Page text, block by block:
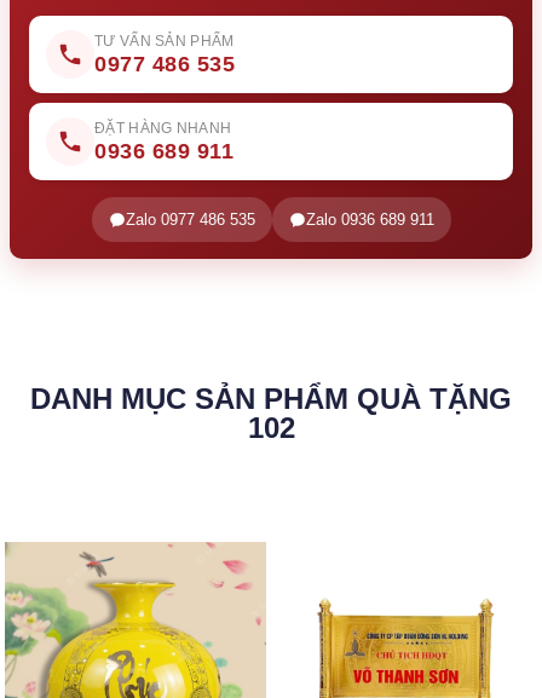
TƯ VẤN SẢN PHẨM
0977 486 535
ĐẶT HÀNG NHANH
0936 689 911
Zalo 0977 486 535 Zalo 0936 689 911
DANH MỤC SẢN PHẨM QUÀ TẶNG
102